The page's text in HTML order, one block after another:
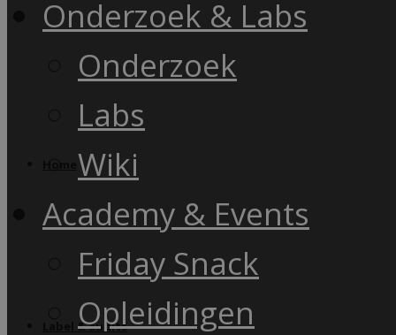
Label & audits
Onderzoek & Labs
Onderzoek
Labs
Wiki
Academy & Events
Friday Snack
Opleidingen